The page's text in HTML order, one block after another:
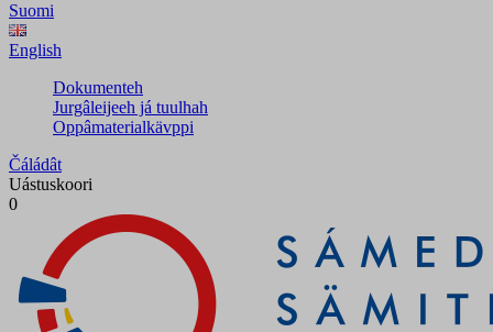
Suomi
English
Dokumenteh
Jurgâleijeeh já tuulhah
Oppâmaterialkävppi
Čáládât
Uástuskoori
0